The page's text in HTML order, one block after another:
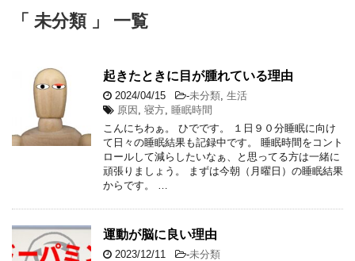
「 未分類 」 一覧
起きたときに目が腫れている理由
2024/04/15 -未分類 生活
原因 寝方 睡眠時間
こんにちわぁ。 ひでです。 １日９０分睡眠に向け
て日々の睡眠結果も記録中です。 睡眠時間をコント
ロールして減らしたいなぁ、と思ってる方は一緒に
頑張りましょう。 まずは今朝（月曜日）の睡眠結果
からです。 …
運動が脳に良い理由
2023/12/11 -未分類